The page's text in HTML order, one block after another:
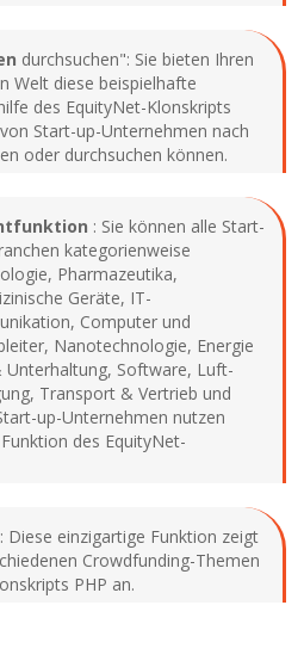
durchsuchen": Sie bieten Ihren
Welt diese beispielhafte
des EquityNet-Klonskripts
Start-up-Unternehmen nach
oder durchsuchen können.
: Sie können alle Start-
kategorienweise
Pharmazeutika,
Geräte, IT-
Computer und
Nanotechnologie, Energie
Unterhaltung, Software, Luft-
Transport & Vertrieb und
up-Unternehmen nutzen
des EquityNet-
: Diese einzigartige Funktion zeigt
Crowdfunding-Themen
PHP an.